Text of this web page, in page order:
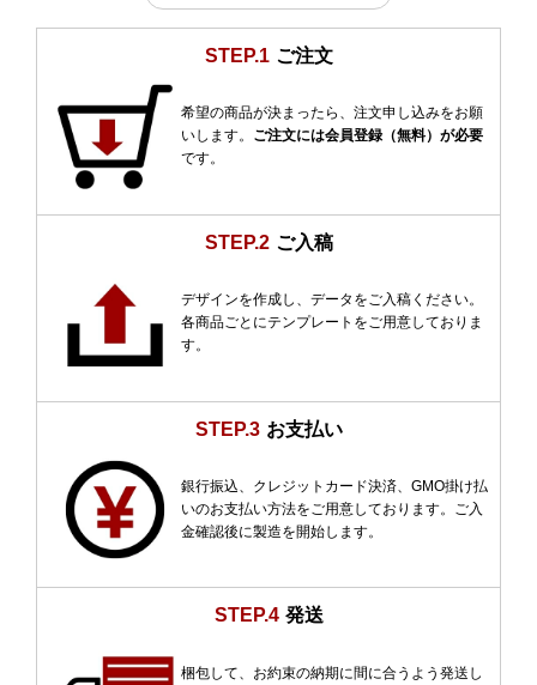
STEP.1 ご注文
希望の商品が決まったら、注文申し込みをお願
いします。 ご注文には会員登録（無料）が必要
です。
STEP.2 ご入稿
デザインを作成し、データをご入稿ください。
各商品ごとにテンプレートをご用意しておりま
す。
STEP.3 お支払い
銀行振込、クレジットカード決済、GMO掛け払
いのお支払い方法をご用意しております。ご入
金確認後に製造を開始します。
STEP.4 発送
梱包して、お約束の納期に間に合うよう発送し